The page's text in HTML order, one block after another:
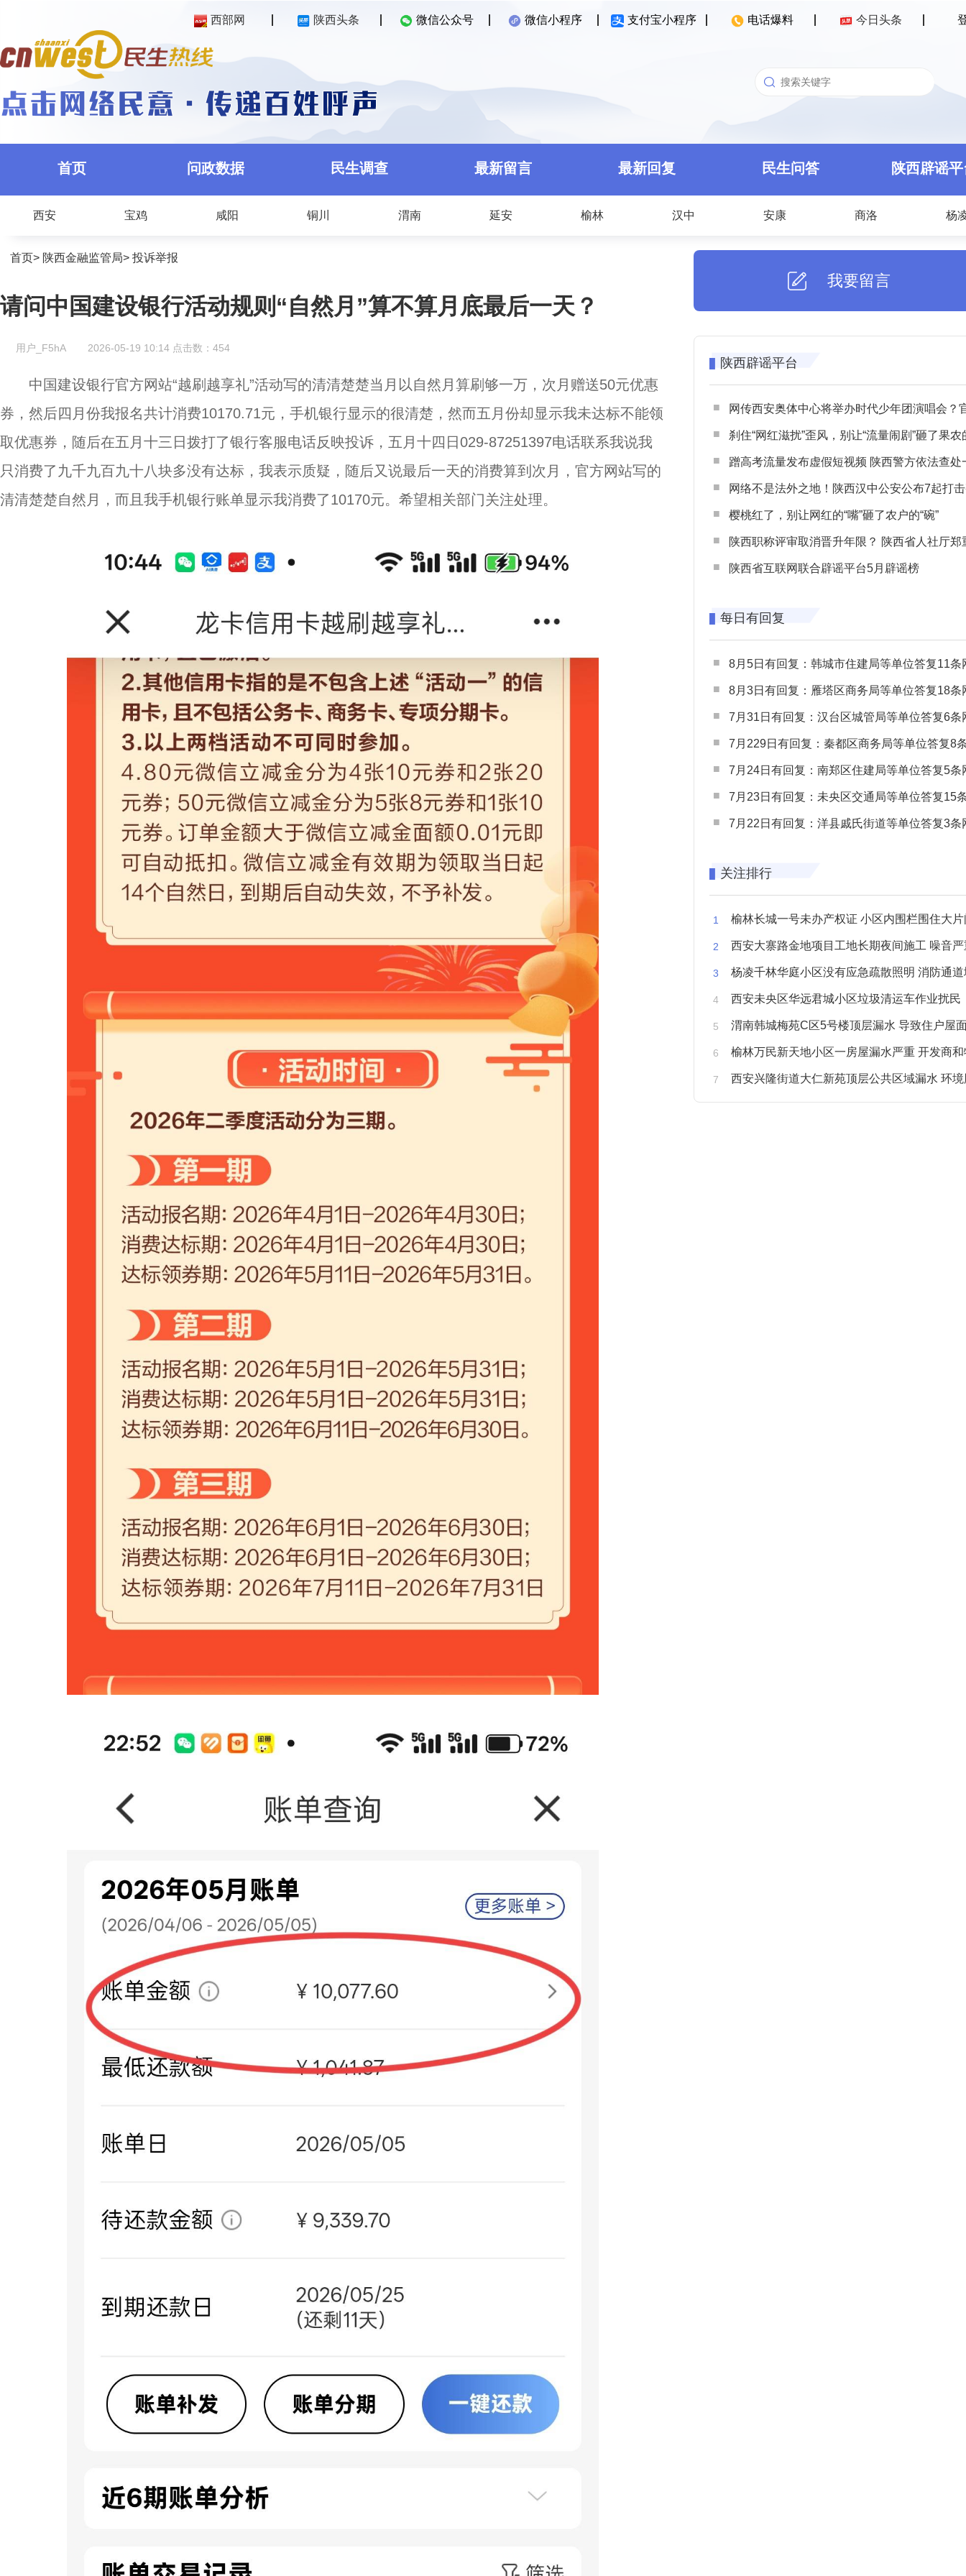
西部网 陕西头条 微信公众号 微信小程序 支付宝小程序 电话爆料 今日头条
首页 问政数据 民生调查 最新留言 最新回复 民生问答 陕西辟谣
西安 宝鸡 咸阳 铜川 渭南 延安 榆林 汉中 安康 商洛 杨
首页> 陕西金融监管局> 投诉举报
请问中国建设银行活动规则“自然月”算不算月底最后一天？
用户_F5hA 2026-05-19 10:14 点击数： 454
中国建设银行官方网站“越刷越享礼”活动写的清清楚楚当月以自然月算刷够一万，次月赠送50元优惠
券，然后四月份我报名共计消费10170.71元，手机银行显示的很清楚，然而五月份却显示我未达标不能领
取优惠券，随后在五月十三日拨打了银行客服电话反映投诉，五月十四日029-87251397电话联系我说我
只消费了九千九百九十八块多没有达标，我表示质疑，随后又说最后一天的消费算到次月，官方网站写的
清清楚楚自然月，而且我手机银行账单显示我消费了10170元。希望相关部门关注处理。
我要留言
陕西辟谣平台
网传西安奥体中心将举办时代少年团演唱会？官方回应：纯
刹住“网红滋扰”歪风，别让“流量闹剧”砸了果农
蹭高考流量发布虚假短视频 陕西警方依法查处一起涉高考网络
网络不是法外之地！陕西汉中公安公布7起打击整治网谣网暴典型
樱桃红了，别让网红的“嘴”砸了农户的“碗”
陕西职称评审取消晋升年限？ 陕西省人社厅郑重声明 谨防职称评审不实言
陕西省互联网联合辟谣平台5月辟谣榜
每日有回复
8月5日有回复：韩城市住建局等单位答复11条网民
8月3日有回复：雁塔区商务局等单位答复18条网民
7月31日有回复：汉台区城管局等单位答复6条网民
7月229日有回复：秦都区商务局等单位答复8条网民
7月24日有回复：南郑区住建局等单位答复5条网民
7月23日有回复：未央区交通局等单位答复15条网民
7月22日有回复：洋县戚氏街道等单位答复3条网民
关注排行
榆林长城一号未办产权证 小区内围栏围住大片闲置
西安大寨路金地项目工地长期夜间施工 噪音严重
杨凌千林华庭小区没有应急疏散照明 消防通
西安未央区华远君城小区垃圾清运车作业扰民
渭南韩城梅苑C区5号楼顶层漏水 导致住户屋面被
榆林万民新天地小区一房屋漏水严重 开发商和物业不予
西安兴隆街道大仁新苑顶层公共区域漏水 环